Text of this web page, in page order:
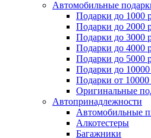
Автомобильные
Подарки до 1000
Подарки до 2000
Подарки до 3000
Подарки до 4000
Подарки до 5000
Подарки до 10000
Подарки от 10000
Оригинальные
Автопринадлежности
Автомобильные
Алкотестеры
Багажники